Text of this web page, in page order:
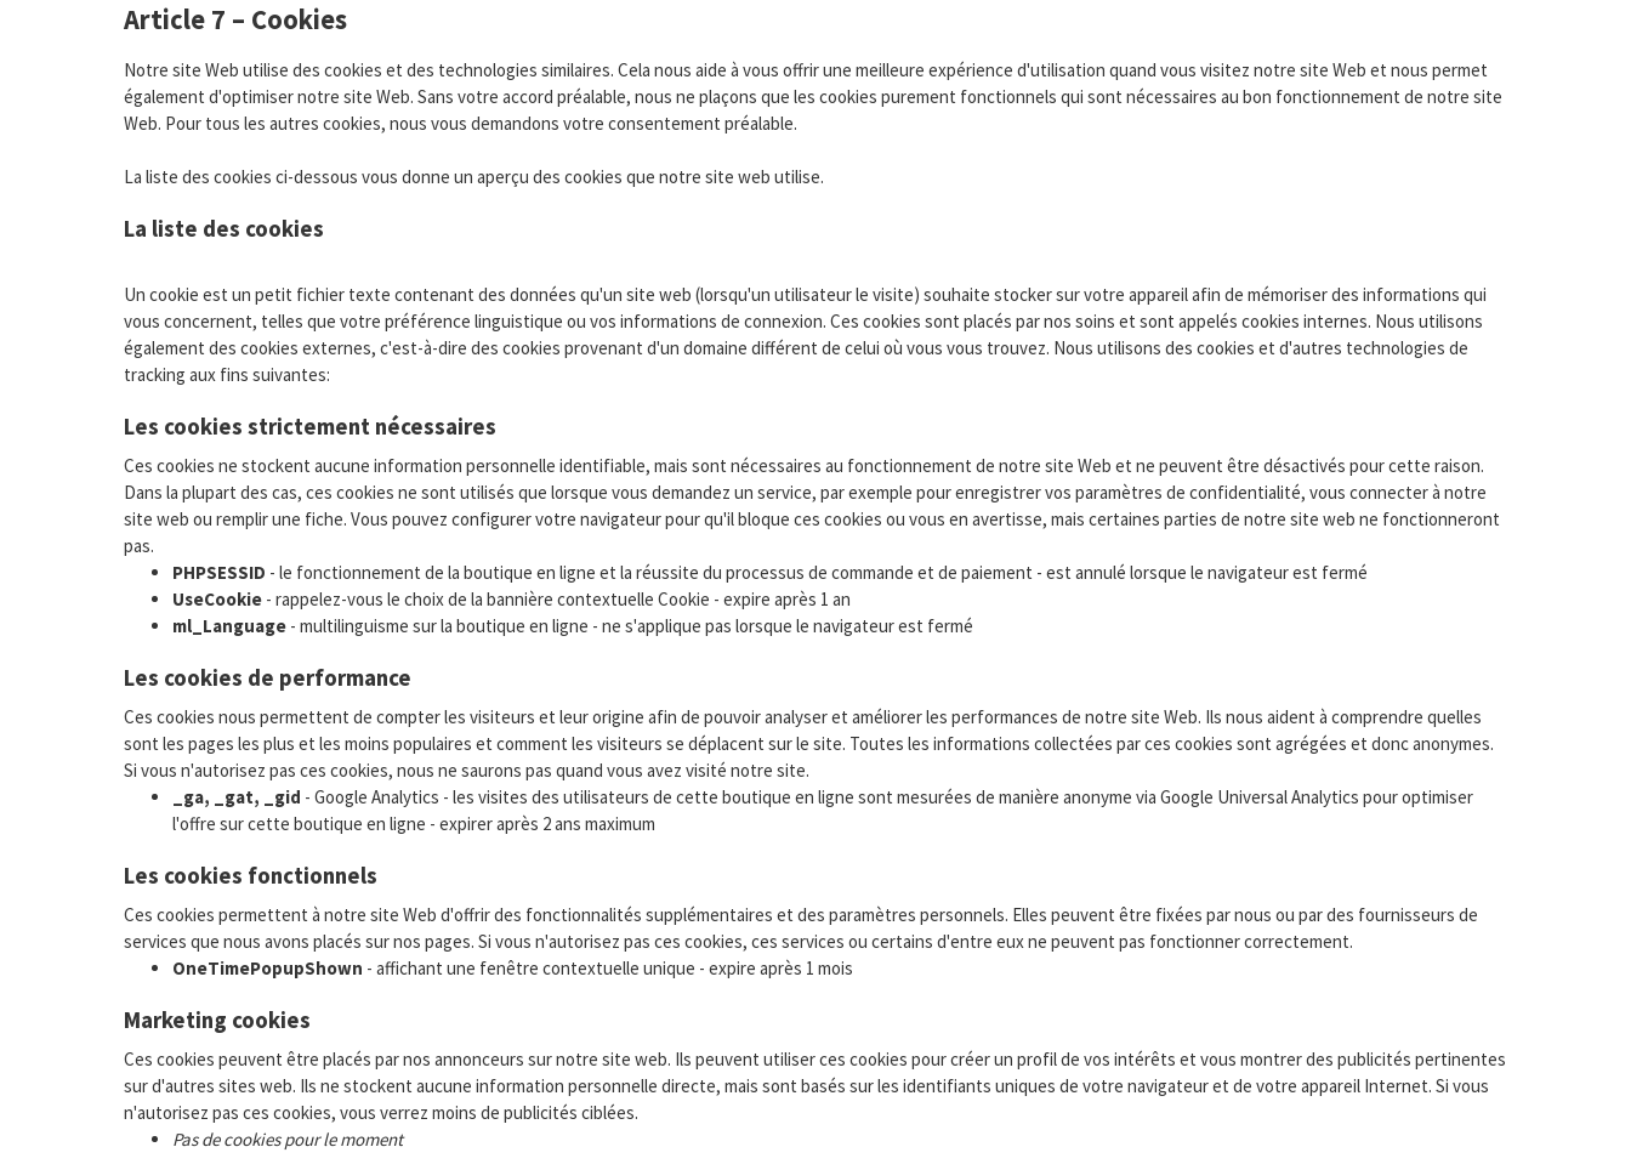
Article 7 – Cookies
Notre site Web utilise des cookies et des technologies similaires. Cela nous aide à vous offrir une meilleure expérience d'utilisation quand vous visitez notre site Web et nous permet
également d'optimiser notre site Web. Sans votre accord préalable, nous ne plaçons que les cookies purement fonctionnels qui sont nécessaires au bon fonctionnement de notre site
Web. Pour tous les autres cookies, nous vous demandons votre consentement préalable.
La liste des cookies ci-dessous vous donne un aperçu des cookies que notre site web utilise.
La liste des cookies
Un cookie est un petit fichier texte contenant des données qu'un site web (lorsqu'un utilisateur le visite) souhaite stocker sur votre appareil afin de mémoriser des informations qui
vous concernent, telles que votre préférence linguistique ou vos informations de connexion. Ces cookies sont placés par nos soins et sont appelés cookies internes. Nous utilisons
également des cookies externes, c'est-à-dire des cookies provenant d'un domaine différent de celui où vous vous trouvez. Nous utilisons des cookies et d'autres technologies de
tracking aux fins suivantes:
Les cookies strictement nécessaires
Ces cookies ne stockent aucune information personnelle identifiable, mais sont nécessaires au fonctionnement de notre site Web et ne peuvent être désactivés pour cette raison.
Dans la plupart des cas, ces cookies ne sont utilisés que lorsque vous demandez un service, par exemple pour enregistrer vos paramètres de confidentialité, vous connecter à notre
site web ou remplir une fiche. Vous pouvez configurer votre navigateur pour qu'il bloque ces cookies ou vous en avertisse, mais certaines parties de notre site web ne fonctionneront
pas.
PHPSESSID - le fonctionnement de la boutique en ligne et la réussite du processus de commande et de paiement - est annulé lorsque le navigateur est fermé
UseCookie - rappelez-vous le choix de la bannière contextuelle Cookie - expire après 1 an
ml_Language - multilinguisme sur la boutique en ligne - ne s'applique pas lorsque le navigateur est fermé
Les cookies de performance
Ces cookies nous permettent de compter les visiteurs et leur origine afin de pouvoir analyser et améliorer les performances de notre site Web. Ils nous aident à comprendre quelles
sont les pages les plus et les moins populaires et comment les visiteurs se déplacent sur le site. Toutes les informations collectées par ces cookies sont agrégées et donc anonymes.
Si vous n'autorisez pas ces cookies, nous ne saurons pas quand vous avez visité notre site.
_ga, _gat, _gid - Google Analytics - les visites des utilisateurs de cette boutique en ligne sont mesurées de manière anonyme via Google Universal Analytics pour optimiser
l'offre sur cette boutique en ligne - expirer après 2 ans maximum
Les cookies fonctionnels
Ces cookies permettent à notre site Web d'offrir des fonctionnalités supplémentaires et des paramètres personnels. Elles peuvent être fixées par nous ou par des fournisseurs de
services que nous avons placés sur nos pages. Si vous n'autorisez pas ces cookies, ces services ou certains d'entre eux ne peuvent pas fonctionner correctement.
OneTimePopupShown - affichant une fenêtre contextuelle unique - expire après 1 mois
Marketing cookies
Ces cookies peuvent être placés par nos annonceurs sur notre site web. Ils peuvent utiliser ces cookies pour créer un profil de vos intérêts et vous montrer des publicités pertinentes
sur d'autres sites web. Ils ne stockent aucune information personnelle directe, mais sont basés sur les identifiants uniques de votre navigateur et de votre appareil Internet. Si vous
n'autorisez pas ces cookies, vous verrez moins de publicités ciblées.
Pas de cookies pour le moment